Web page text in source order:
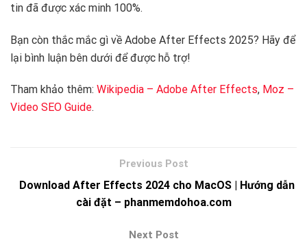
tin đã được xác minh 100%.
Bạn còn thắc mắc gì về Adobe After Effects 2025? Hãy để
lại bình luận bên dưới để được hỗ trợ!
Tham khảo thêm: Wikipedia – Adobe After Effects, Moz –
Video SEO Guide.
Download After Effects 2024 cho MacOS | Hướng dẫn
cài đặt – phanmemdohoa.com